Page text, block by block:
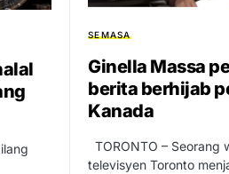
SEMASA
Ginella Massa
berita berhijab
Kanada
TORONTO – Seorang
televisyen Toronto